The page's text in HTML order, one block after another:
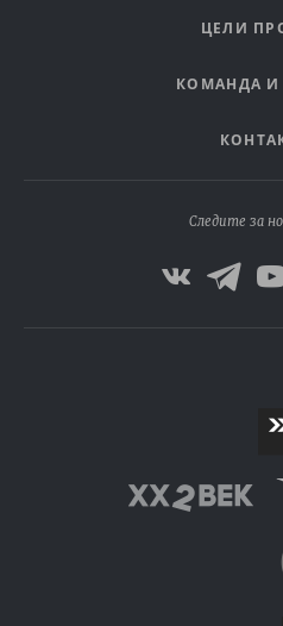
ЦЕЛИ
КОМАНДА И
Следите за